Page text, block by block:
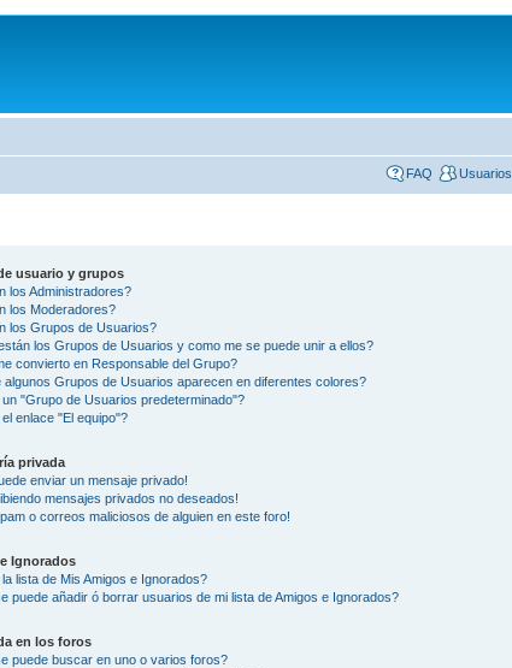
FAQ Usuarios
usuario y grupos
los Administradores?
los Moderadores?
los Grupos de Usuarios?
los Grupos de Usuarios y como me se puede unir a ellos?
convierto en Responsable del Grupo?
algunos Grupos de Usuarios aparecen en diferentes colores?
"Grupo de Usuarios predeterminado"?
enlace "El equipo"?
privada
enviar un mensaje privado!
mensajes privados no deseados!
o correos maliciosos de alguien en este foro!
Ignorados
lista de Mis Amigos e Ignorados?
puede añadir ó borrar usuarios de mi lista de Amigos e Ignorados?
en los foros
puede buscar en uno o varios foros?